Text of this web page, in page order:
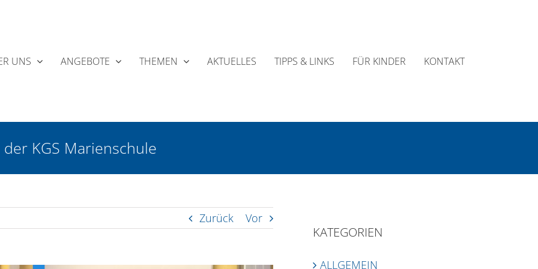
UNS ANGEBOTE THEMEN AKTUELLES TIPPS & LINKS FÜR KINDER KONTAKT
KGS Marienschule
Zurück Vor
KATEGORIEN
ALLGEMEIN